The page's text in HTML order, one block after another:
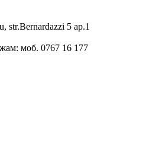
str.Bernardazzi 5 ap.1
моб. 0767 16 177